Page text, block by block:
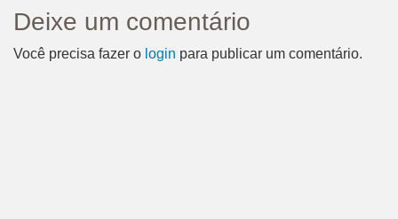
Deixe um comentário
Você precisa fazer o login para publicar um comentário.